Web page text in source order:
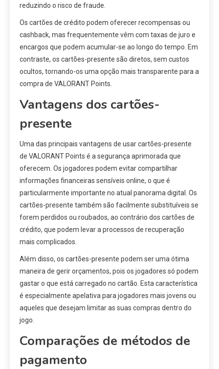
reduzindo o risco de fraude.
Os cartões de crédito podem oferecer recompensas ou
cashback, mas frequentemente vêm com taxas de juro e
encargos que podem acumular-se ao longo do tempo. Em
contraste, os cartões-presente são diretos, sem custos
ocultos, tornando-os uma opção mais transparente para a
compra de VALORANT Points.
Vantagens dos cartões-
presente
Uma das principais vantagens de usar cartões-presente
de VALORANT Points é a segurança aprimorada que
oferecem. Os jogadores podem evitar compartilhar
informações financeiras sensíveis online, o que é
particularmente importante no atual panorama digital. Os
cartões-presente também são facilmente substituíveis se
forem perdidos ou roubados, ao contrário dos cartões de
crédito, que podem levar a processos de recuperação
mais complicados.
Além disso, os cartões-presente podem ser uma ótima
maneira de gerir orçamentos, pois os jogadores só podem
gastar o que está carregado no cartão. Esta característica
é especialmente apelativa para jogadores mais jovens ou
aqueles que desejam limitar as suas compras dentro do
jogo.
Comparações de métodos de
pagamento